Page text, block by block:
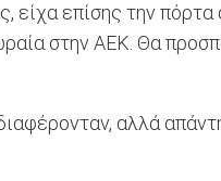
είχα επίσης την πόρτα
στην ΑΕΚ. Θα
αλλά